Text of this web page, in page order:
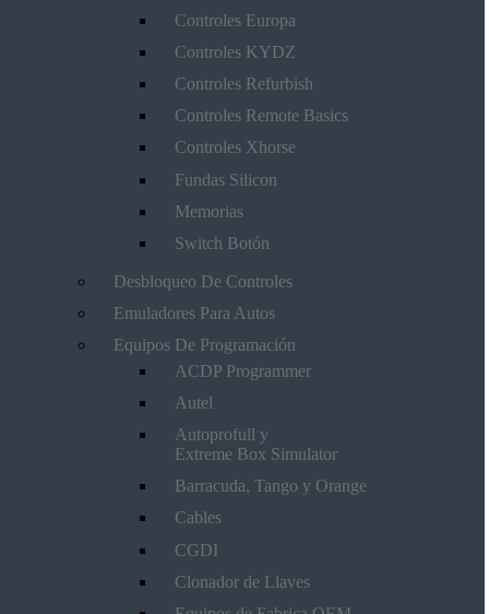
Controles Europa
Controles KYDZ
Controles Refurbish
Controles Remote Basics
Controles Xhorse
Fundas Silicon
Memorias
Switch Botón
Desbloqueo De Controles
Emuladores Para Autos
Equipos De Programación
ACDP Programmer
Autel
Autoprofull y
Extreme Box Simulator
Barracuda, Tango y Orange
Cables
CGDI
Clonador de Llaves